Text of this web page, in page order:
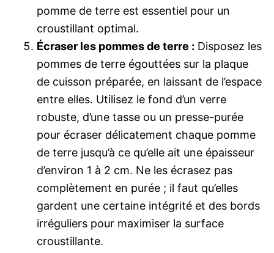
pomme de terre est essentiel pour un
croustillant optimal.
Écraser les pommes de terre : Disposez les
pommes de terre égouttées sur la plaque
de cuisson préparée, en laissant de l’espace
entre elles. Utilisez le fond d’un verre
robuste, d’une tasse ou un presse-purée
pour écraser délicatement chaque pomme
de terre jusqu’à ce qu’elle ait une épaisseur
d’environ 1 à 2 cm. Ne les écrasez pas
complètement en purée ; il faut qu’elles
gardent une certaine intégrité et des bords
irréguliers pour maximiser la surface
croustillante.